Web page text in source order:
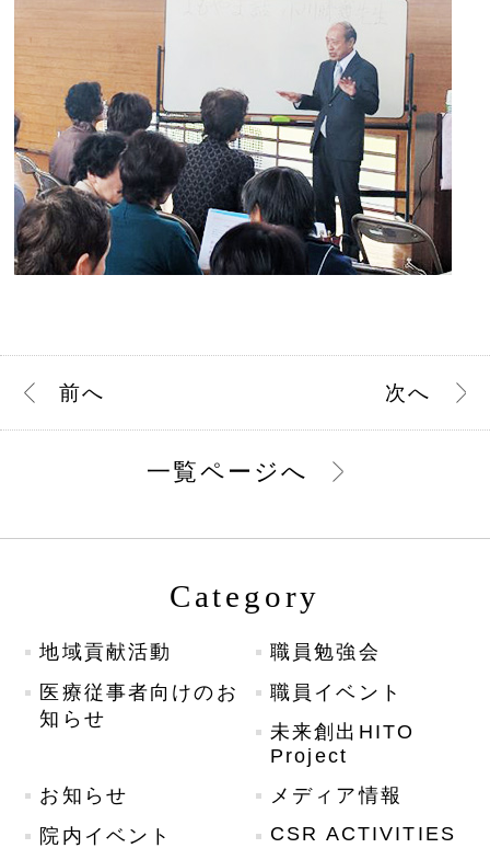
前へ 次へ
一覧ページへ
Category
地域貢献活動
職員勉強会
医療従事者向けのお
知らせ
職員イベント
未来創出HITO
Project
お知らせ
メディア情報
院内イベント
CSR ACTIVITIES